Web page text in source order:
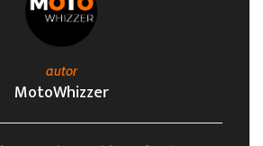
autor
MotoWhizzer